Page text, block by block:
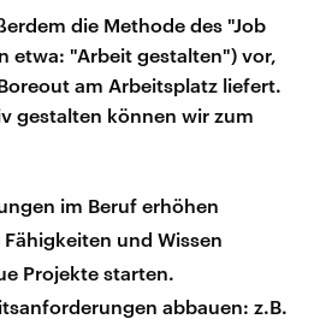
die Methode des "Job
etwa: "Arbeit gestalten") vor,
am Arbeitsplatz liefert.
gestalten können wir zum
im Beruf erhöhen
und Wissen
Projekte starten.
abbauen: z.B.